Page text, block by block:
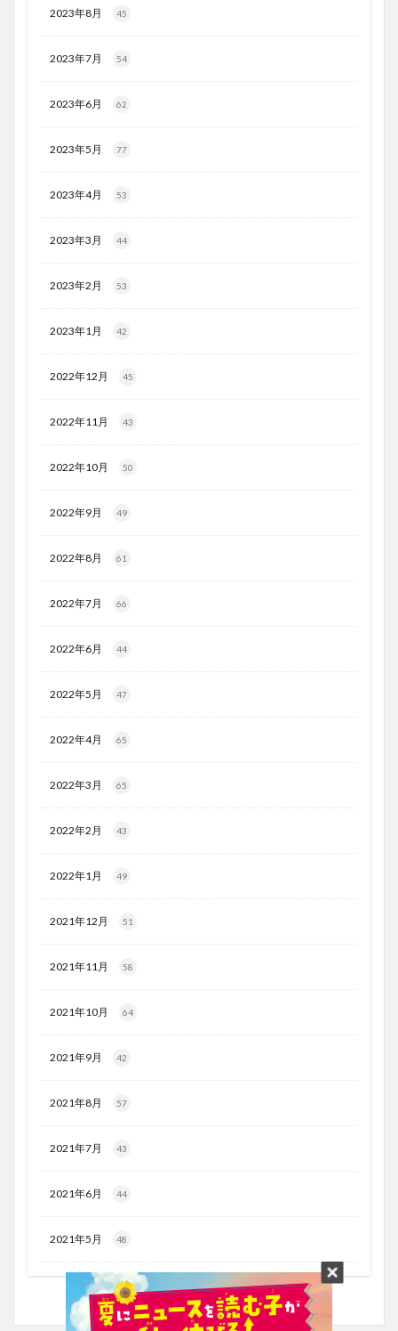
2023年8月 45
2023年7月 54
2023年6月 62
2023年5月 77
2023年4月 53
2023年3月 44
2023年2月 53
2023年1月 42
2022年12月 45
2022年11月 43
2022年10月 50
2022年9月 49
2022年8月 61
2022年7月 66
2022年6月 44
2022年5月 47
2022年4月 65
2022年3月 65
2022年2月 43
2022年1月 49
2021年12月 51
2021年11月 58
2021年10月 64
2021年9月 42
2021年8月 57
2021年7月 43
2021年6月 44
2021年5月 48